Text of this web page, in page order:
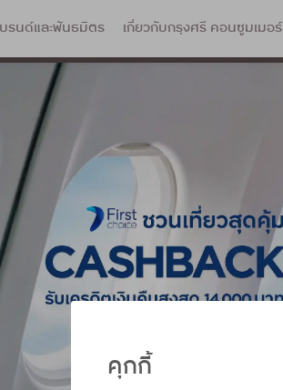
คุกกี้
รนด์และพันธมิตร เกี่ยวกับกรุงศรี คอนซูมเมอร์